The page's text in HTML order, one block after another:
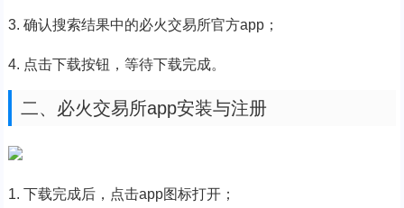
3. 确认搜索结果中的必火交易所官方app；
4. 点击下载按钮，等待下载完成。
二、必火交易所app安装与注册
1. 下载完成后，点击app图标打开；